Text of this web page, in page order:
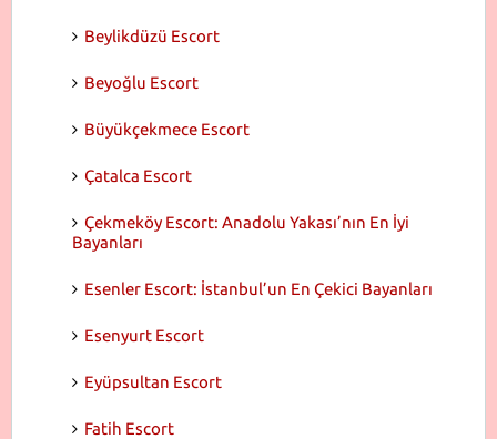
Beylikdüzü Escort
Beyoğlu Escort
Büyükçekmece Escort
Çatalca Escort
Çekmeköy Escort: Anadolu Yakası’nın En İyi
Bayanları
Esenler Escort: İstanbul’un En Çekici Bayanları
Esenyurt Escort
Eyüpsultan Escort
Fatih Escort